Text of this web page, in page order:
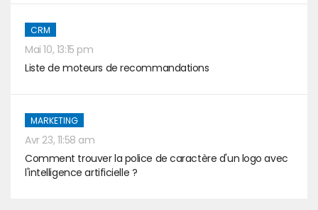
CRM
Mai 10, 13:15 pm
Liste de moteurs de recommandations
MARKETING
Avr 23, 11:58 am
Comment trouver la police de caractère d'un logo avec
l'intelligence artificielle ?